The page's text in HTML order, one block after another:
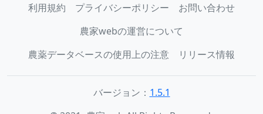
利用規約 プライバシーポリシー
お問い合わせ
農家webの運営について
農薬データベースの使用上の注意
リリース情報
バージョン： 1.5.1